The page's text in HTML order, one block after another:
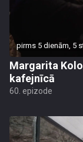
pirms 5 dienām, 5
Margarita
kafejnīcā
60. epizode